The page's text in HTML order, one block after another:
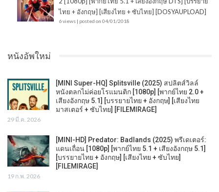
ไทย + อังกฤษ] [เสียงไทย + ซับไทย] [DOSYAUPLOAD]
6 views | posted on 04/01/2018
หนังอัพใหม่
[MINI Super-HQ] Splitsville (2025) สปลิตส์วิลล์
หนังตลกไม่ค่อยโรแมนติก [1080p] [พากย์ไทย 2.0 +
เสียงอังกฤษ 5.1] [บรรยายไทย + อังกฤษ] [เสียงไทย
มาสเตอร์ + ซับไทย] [FILEMIRAGE]
29 มี.ค. 2026
[MINI-HD] Predator: Badlands (2025) พรีเดเตอร์:
แดนเถื่อน [1080p] [พากย์ไทย 5.1 + เสียงอังกฤษ 5.1]
[บรรยายไทย + อังกฤษ] [เสียงไทย + ซับไทย]
[FILEMIRAGE]
19 ก.พ. 2026